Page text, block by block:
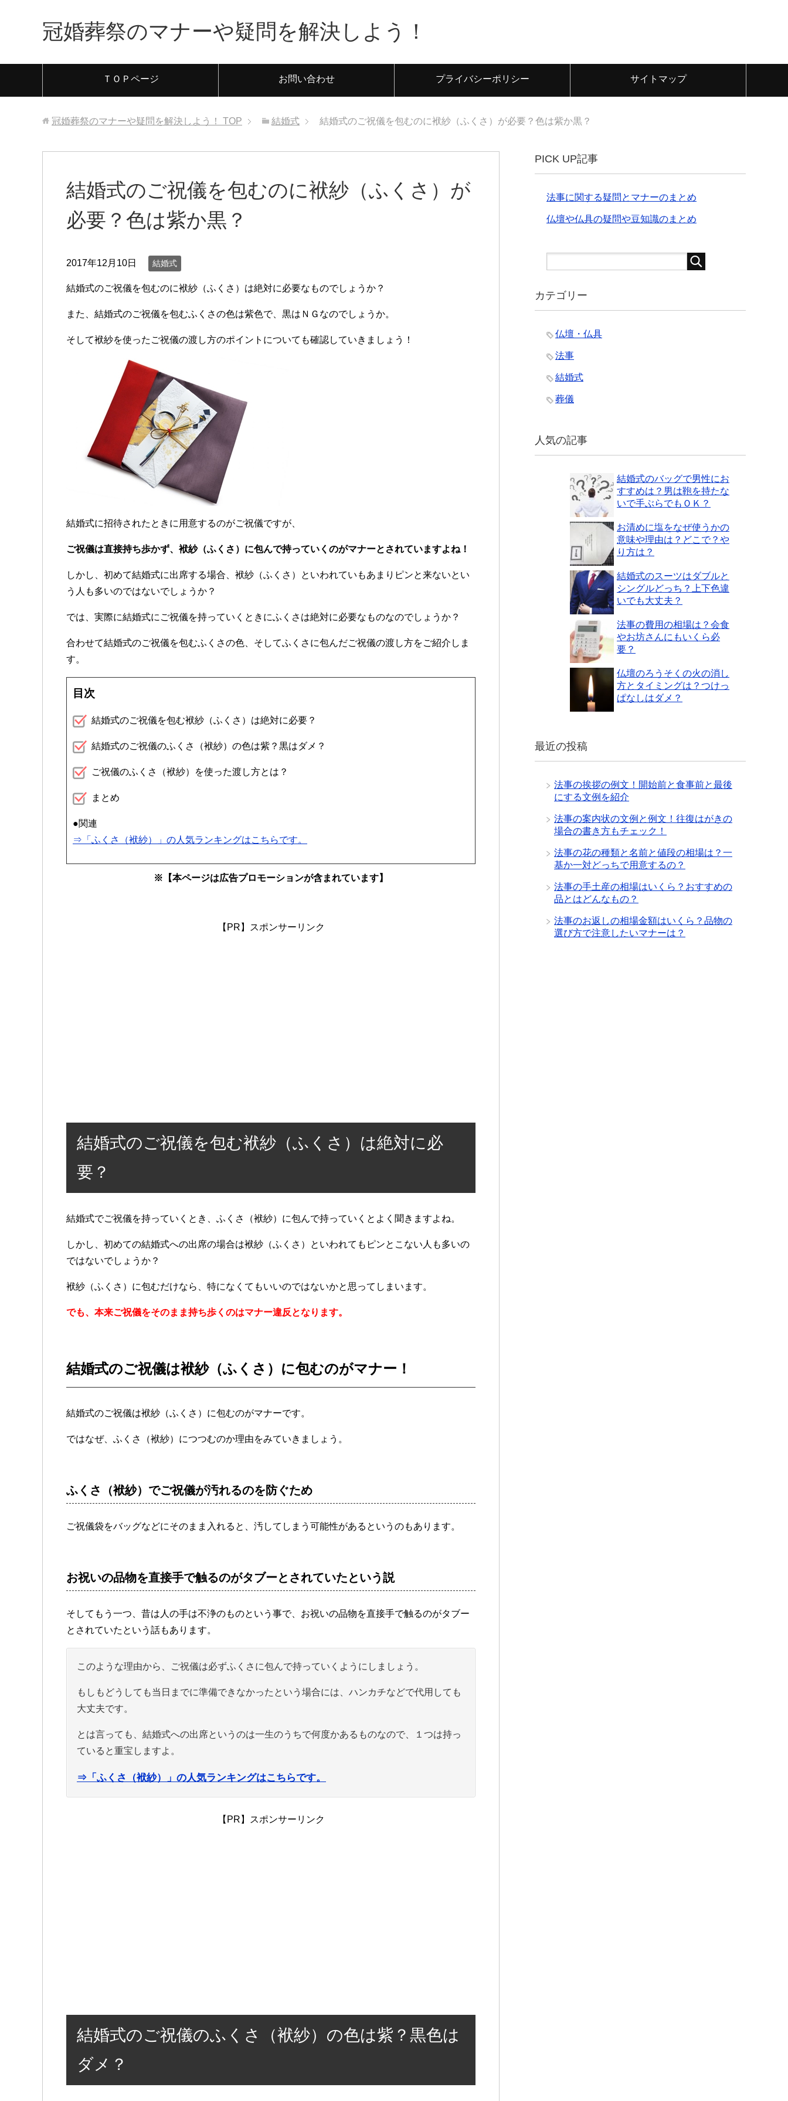
冠婚葬祭のマナーや疑問を解決しよう！
ＴＯＰページ お問い合わせ プライバシーポリシー サイトマップ
冠婚葬祭のマナーや疑問を解決しよう！ TOP 結婚式 結婚式のご祝儀を包むのに袱紗（ふくさ）が必要？色は紫か黒？
結婚式のご祝儀を包むのに袱紗（ふくさ）が
必要？色は紫か黒？
2017年12月10日 結婚式
結婚式のご祝儀を包むのに袱紗（ふくさ）は絶対に必要なものでしょうか？
また、結婚式のご祝儀を包むふくさの色は紫色で、黒はＮＧなのでしょうか。
そして袱紗を使ったご祝儀の渡し方のポイントについても確認していきましょう！
結婚式に招待されたときに用意するのがご祝儀ですが、
ご祝儀は直接持ち歩かず、袱紗（ふくさ）に包んで持っていくのがマナーとされていますよね！
しかし、初めて結婚式に出席する場合、袱紗（ふくさ）といわれていもあまりピンと来ないとい
う人も多いのではないでしょうか？
では、実際に結婚式にご祝儀を持っていくときにふくさは絶対に必要なものなのでしょうか？
合わせて結婚式のご祝儀を包むふくさの色、そしてふくさに包んだご祝儀の渡し方をご紹介しま
す。
目次
結婚式のご祝儀を包む袱紗（ふくさ）は絶対に必要？
結婚式のご祝儀のふくさ（袱紗）の色は紫？黒はダメ？
ご祝儀のふくさ（袱紗）を使った渡し方とは？
まとめ
●関連
⇒「ふくさ（袱紗）」の人気ランキングはこちらです。
※【本ページは広告プロモーションが含まれています】
【PR】スポンサーリンク
結婚式のご祝儀を包む袱紗（ふくさ）は絶対に必
要？
結婚式でご祝儀を持っていくとき、ふくさ（袱紗）に包んで持っていくとよく聞きますよね。
しかし、初めての結婚式への出席の場合は袱紗（ふくさ）といわれてもピンとこない人も多いの
ではないでしょうか？
袱紗（ふくさ）に包むだけなら、特になくてもいいのではないかと思ってしまいます。
でも、本来ご祝儀をそのまま持ち歩くのはマナー違反となります。
結婚式のご祝儀は袱紗（ふくさ）に包むのがマナー！
結婚式のご祝儀は袱紗（ふくさ）に包むのがマナーです。
ではなぜ、ふくさ（袱紗）につつむのか理由をみていきましょう。
ふくさ（袱紗）でご祝儀が汚れるのを防ぐため
ご祝儀袋をバッグなどにそのまま入れると、汚してしまう可能性があるというのもあります。
お祝いの品物を直接手で触るのがタブーとされていたという説
そしてもう一つ、昔は人の手は不浄のものという事で、お祝いの品物を直接手で触るのがタブー
とされていたという話もあります。
このような理由から、ご祝儀は必ずふくさに包んで持っていくようにしましょう。
もしもどうしても当日までに準備できなかったという場合には、ハンカチなどで代用しても
大丈夫です。
とは言っても、結婚式への出席というのは一生のうちで何度かあるものなので、１つは持っ
ていると重宝しますよ。
⇒「ふくさ（袱紗）」の人気ランキングはこちらです。
【PR】スポンサーリンク
結婚式のご祝儀のふくさ（袱紗）の色は紫？黒色は
ダメ？
PICK UP記事
法事に関する疑問とマナーのまとめ
仏壇や仏具の疑問や豆知識のまとめ
カテゴリー
仏壇・仏具
法事
結婚式
葬儀
人気の記事
結婚式のバッグで男性にお
すすめは？男は鞄を持たな
いで手ぶらでもＯＫ？
お清めに塩をなぜ使うかの
意味や理由は？どこで？や
り方は？
結婚式のスーツはダブルと
シングルどっち？上下色違
いでも大丈夫？
法事の費用の相場は？会食
やお坊さんにもいくら必
要？
仏壇のろうそくの火の消し
方とタイミングは？つけっ
ぱなしはダメ？
最近の投稿
法事の挨拶の例文！開始前と食事前と最後
にする文例を紹介
法事の案内状の文例と例文！往復はがきの
場合の書き方もチェック！
法事の花の種類と名前と値段の相場は？一
基か一対どっちで用意するの？
法事の手土産の相場はいくら？おすすめの
品とはどんなもの？
法事のお返しの相場金額はいくら？品物の
選び方で注意したいマナーは？